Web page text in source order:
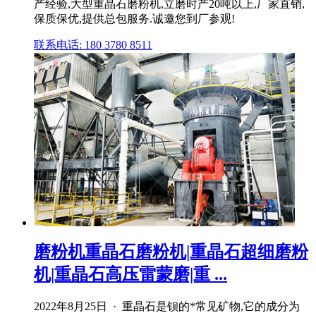
产经验,大型重晶石磨粉机,立磨时产20吨以上,厂家直销,
保质保优,提供总包服务.诚邀您到厂参观!
联系电话: 180 3780 8511
磨粉机重晶石磨粉机|重晶石超细磨粉
机|重晶石高压雷蒙磨|重 ...
2022年8月25日 · 重晶石是钡的*常见矿物,它的成分为